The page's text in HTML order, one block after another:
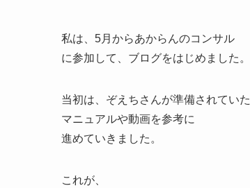
私は、5月からあからんのコンサル
に参加して、ブログをはじめました。
当初は、ぞえちさんが準備されていた
マニュアルや動画を参考に
進めていきました。
これが、